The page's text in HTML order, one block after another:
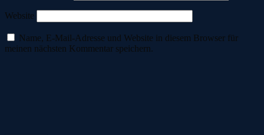
Website
Name, E-Mail-Adresse und Website in diesem Browser für
meinen nächsten Kommentar speichern.